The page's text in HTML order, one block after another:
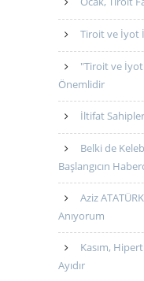
Tiroit ve İyot
"Tiroit ve İyot
Önemlidir
İltifat
Belki de
Başlangıcın
Aziz
Anıyorum
Kasım,
Ayıdır